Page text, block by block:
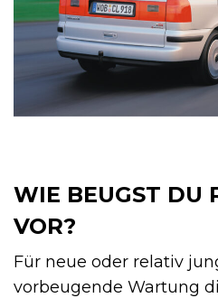
WIE BEUGST DU
VOR?
Für neue oder relativ
vorbeugende Wartung